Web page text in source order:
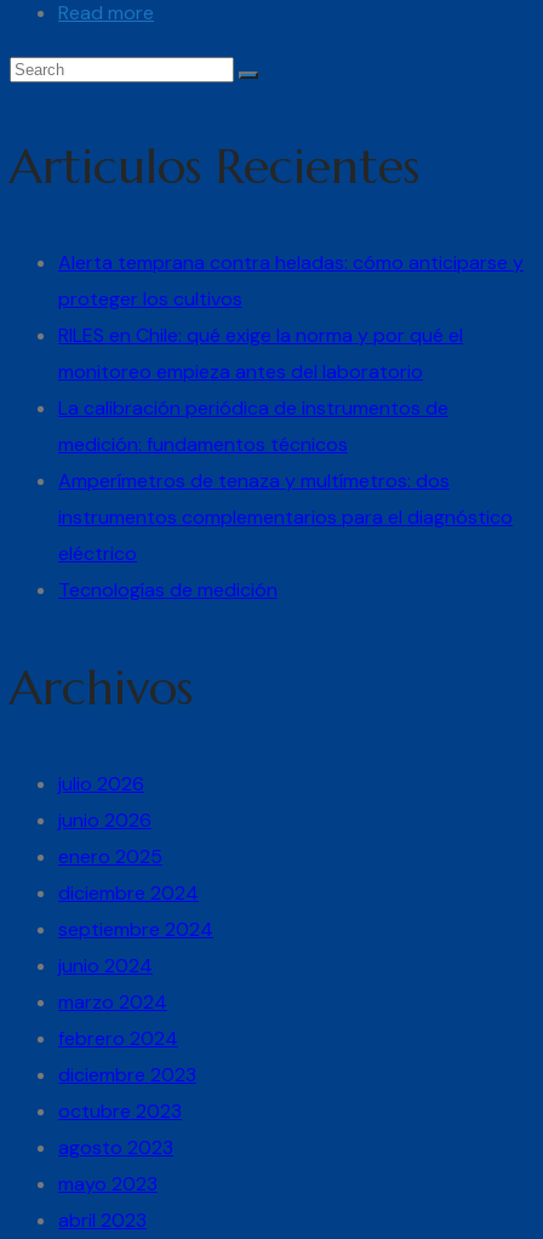
Read more
Articulos Recientes
Alerta temprana contra heladas: cómo anticiparse y
proteger los cultivos
RILES en Chile: qué exige la norma y por qué el
monitoreo empieza antes del laboratorio
La calibración periódica de instrumentos de
medición: fundamentos técnicos
Amperímetros de tenaza y multímetros: dos
instrumentos complementarios para el diagnóstico
eléctrico
Tecnologías de medición
Archivos
julio 2026
junio 2026
enero 2025
diciembre 2024
septiembre 2024
junio 2024
marzo 2024
febrero 2024
diciembre 2023
octubre 2023
agosto 2023
mayo 2023
abril 2023